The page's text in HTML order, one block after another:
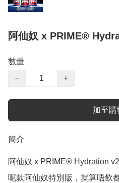
阿仙奴 x PRIME®
數量
−
+
加至購
簡介
阿仙奴 x PRIME® Hydration
呢款阿仙奴特別版，就算唔飲